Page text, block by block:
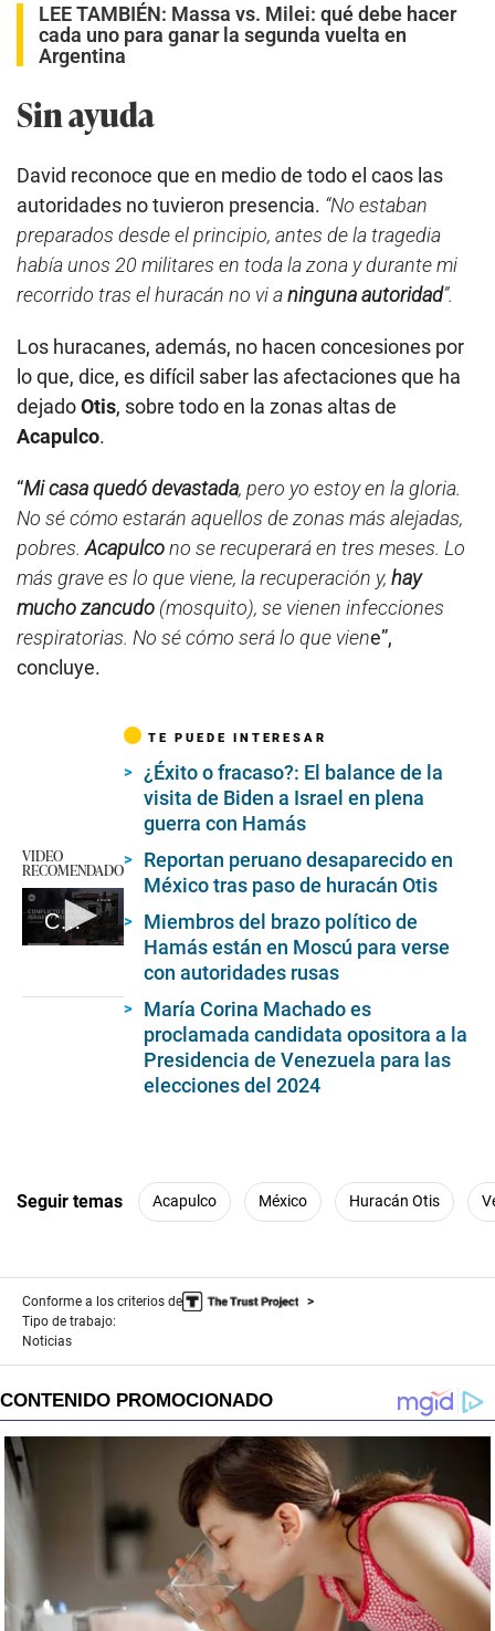
LEE TAMBIÉN: Massa vs. Milei: qué debe hacer
cada uno para ganar la segunda vuelta en
Argentina
Sin ayuda
David reconoce que en medio de todo el caos las
autoridades no tuvieron presencia. “No estaban
preparados desde el principio, antes de la tragedia
había unos 20 militares en toda la zona y durante mi
recorrido tras el huracán no vi aninguna autoridad”.
Los huracanes, además, no hacen concesiones por
lo que, dice, es difícil saber las afectaciones que ha
dejadoOtis, sobre todo en la zonas altas de
Acapulco.
“Mi casa quedó devastada, pero yo estoy en la gloria.
No sé cómo estarán aquellos de zonas más alejadas,
pobres.Acapulcono se recuperará en tres meses. Lo
más grave es lo que viene, la recuperación y, hay
mucho zancudo (mosquito), se vienen infecciones
respiratorias. No sé cómo será lo que viene”,
concluye.
VIDEO
RECOMENDADO
Claves para entender el conflicto entre Palestina e Israel
TE PUEDE INTERESAR
¿Éxito o fracaso?: El balance de la
visita de Biden a Israel en plena
guerra con Hamás
Reportan peruano desaparecido en
México tras paso de huracán Otis
Miembros del brazo político de
Hamás están en Moscú para verse
con autoridades rusas
María Corina Machado es
proclamada candidata opositora a la
Presidencia de Venezuela para las
elecciones del 2024
Seguir temas Acapulco México Huracán Otis
Conforme a los criterios de
Tipo de trabajo:
Noticias